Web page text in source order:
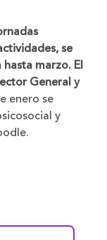
se
marzo. El
General y
enero se
y